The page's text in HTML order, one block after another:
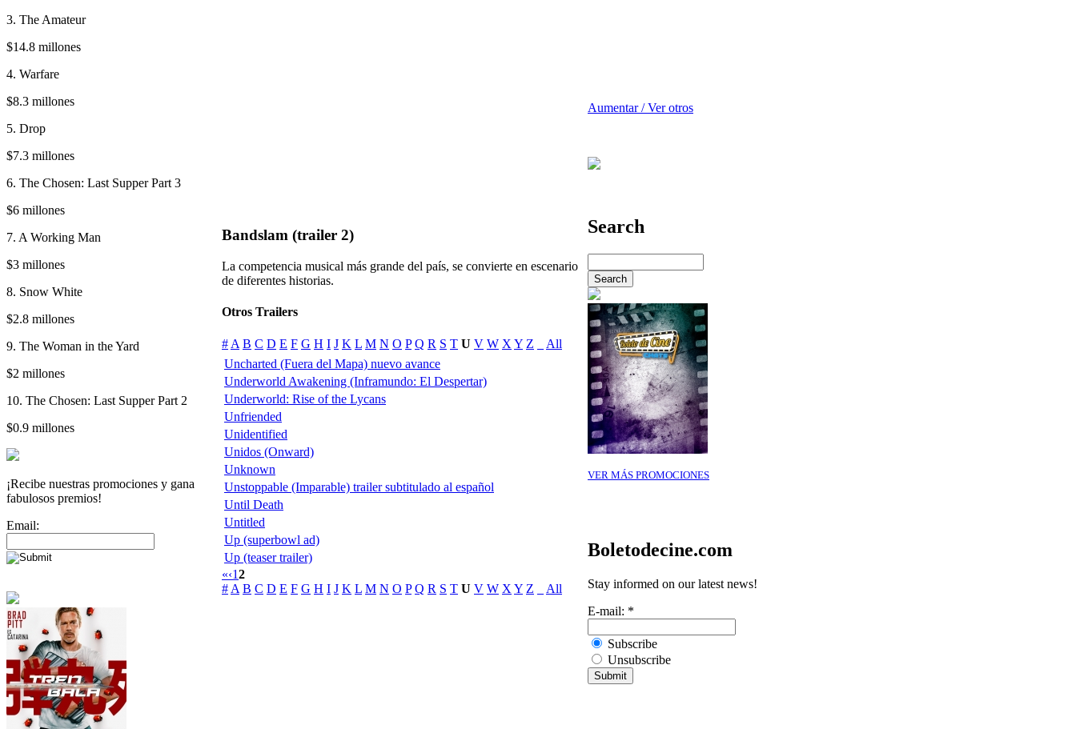
3. The Amateur
$14.8 millones
4. Warfare
$8.3 millones
5. Drop
$7.3 millones
6. The Chosen: Last Supper Part 3
$6 millones
7. A Working Man
$3 millones
8. Snow White
$2.8 millones
9. The Woman in the Yard
$2 millones
10. The Chosen: Last Supper Part 2
$0.9 millones
¡Recibe nuestras promociones y gana
fabulosos premios!
Email:
Bandslam (trailer 2)
La competencia musical más grande del país, se convierte en escenario
de diferentes historias.
Otros Trailers
# A B C D E F G H I J K L M N O P Q R S T U V W X Y Z
All
Uncharted (Fuera del Mapa) nuevo avance
Underworld Awakening (Inframundo: El Despertar)
Underworld: Rise of the Lycans
Unfriended
Unidentified
Unidos (Onward)
Unknown
Unstoppable (Imparable) trailer subtitulado al español
Until Death
Untitled
Up (superbowl ad)
Up (teaser trailer)
«‹12
# A B C D E F G H I J K L M N O P Q R S T U V W X Y Z All
Aumentar / Ver otros
Search
VER MÁS PROMOCIONES
Boletodecine.com
Stay informed on our latest news!
E-mail: *
Subscribe
Unsubscribe